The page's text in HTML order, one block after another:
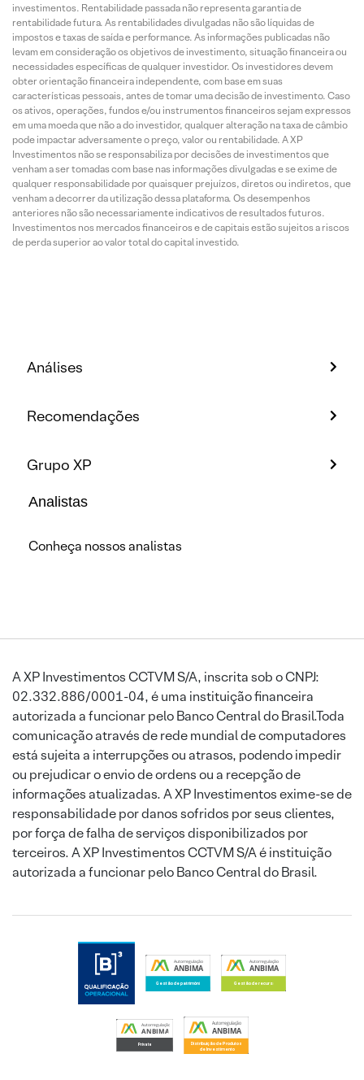
investimentos. Rentabilidade passada não representa garantia de
rentabilidade futura. As rentabilidades divulgadas não são líquidas de
impostos e taxas de saída e performance. As informações publicadas não
levam em consideração os objetivos de investimento, situação financeira ou
necessidades específicas de qualquer investidor. Os investidores devem
obter orientação financeira independente, com base em suas
características pessoais, antes de tomar uma decisão de investimento. Caso
os ativos, operações, fundos e/ou instrumentos financeiros sejam expressos
em uma moeda que não a do investidor, qualquer alteração na taxa de câmbio
pode impactar adversamente o preço, valor ou rentabilidade. A XP
Investimentos não se responsabiliza por decisões de investimentos que
venham a ser tomadas com base nas informações divulgadas e se exime de
qualquer responsabilidade por quaisquer prejuízos, diretos ou indiretos, que
venham a decorrer da utilização dessa plataforma. Os desempenhos
anteriores não são necessariamente indicativos de resultados futuros.
Investimentos nos mercados financeiros e de capitais estão sujeitos a riscos
de perda superior ao valor total do capital investido.
Análises
Recomendações
Grupo XP
Analistas
Conheça nossos analistas
A XP Investimentos CCTVM S/A, inscrita sob o CNPJ:
02.332.886/0001-04, é uma instituição financeira
autorizada a funcionar pelo Banco Central do Brasil.Toda
comunicação através de rede mundial de computadores
está sujeita a interrupções ou atrasos, podendo impedir
ou prejudicar o envio de ordens ou a recepção de
informações atualizadas. A XP Investimentos exime-se de
responsabilidade por danos sofridos por seus clientes,
por força de falha de serviços disponibilizados por
terceiros. A XP Investimentos CCTVM S/A é instituição
autorizada a funcionar pelo Banco Central do Brasil.